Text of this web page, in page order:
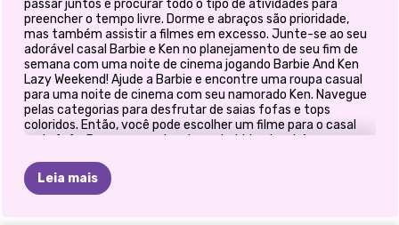
passar juntos e procurar todo o tipo de atividades para
preencher o tempo livre. Dorme e abraços são prioridade,
mas também assistir a filmes em excesso. Junte-se ao seu
adorável casal Barbie e Ken no planejamento de seu fim de
semana com uma noite de cinema jogando Barbie And Ken
Lazy Weekend! Ajude a Barbie e encontre uma roupa casual
para uma noite de cinema com seu namorado Ken. Navegue
pelas categorias para desfrutar de saias fofas e tops
coloridos. Então, você pode escolher um filme para o casal
mais fofo. Prepare seus lanches e bebidas também, para que
Escolha sorvete, pipoca e pequenas decorações para a mesa
de centro. Aproveite o seu tempo aqui no nosso lindo site!
Leia mais